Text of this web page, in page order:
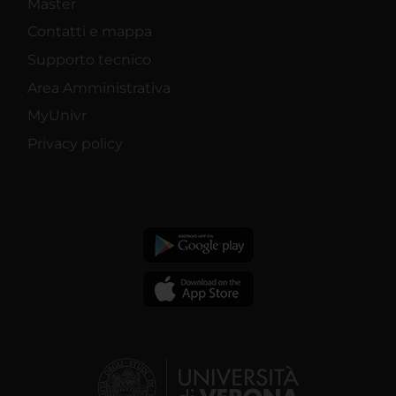
Master
Contatti e mappa
Supporto tecnico
Area Amministrativa
MyUnivr
Privacy policy